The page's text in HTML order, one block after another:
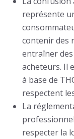
représente
contenir des
entraîner
acheteurs. Il
à base de
respectent
La
respecter la